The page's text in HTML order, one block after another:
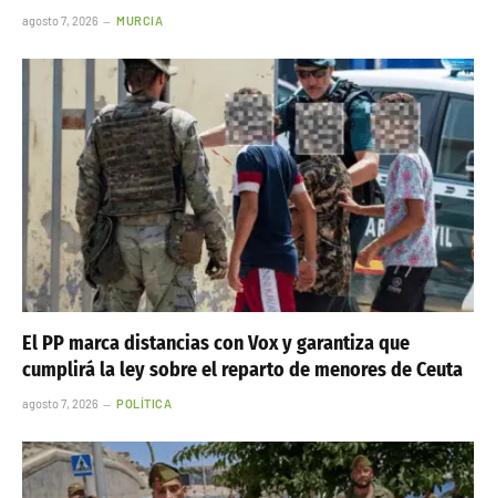
agosto 7, 2026 MURCIA
El PP marca distancias con Vox y garantiza que
cumplirá la ley sobre el reparto de menores de Ceuta
agosto 7, 2026 POLÍTICA